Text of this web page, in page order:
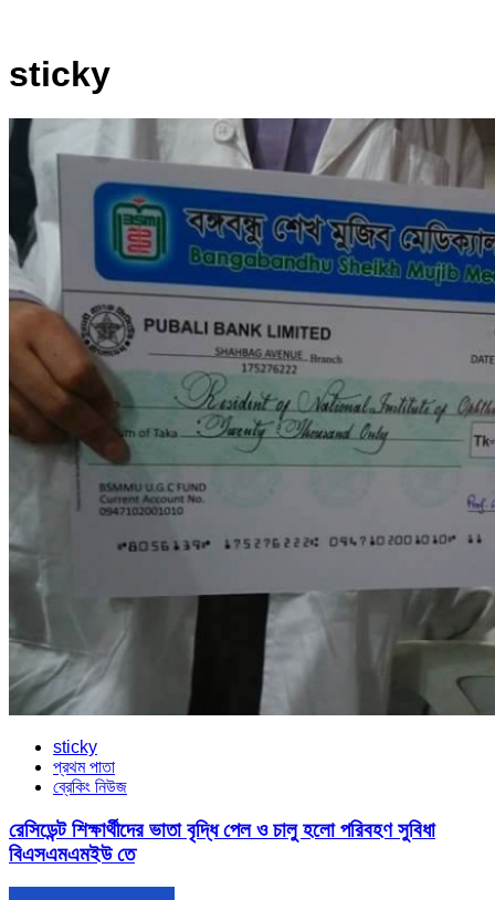
sticky
sticky
প্রথম পাতা
ব্রেকিং নিউজ
রেসিডেন্ট শিক্ষার্থীদের ভাতা বৃদ্ধি পেল ও চালু হলো পরিবহণ সুবিধা
বিএসএমএমইউ তে